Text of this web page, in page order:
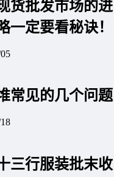
货批发市场的进
一定要看秘诀！
05
常见的几个问题
三行服装批末收